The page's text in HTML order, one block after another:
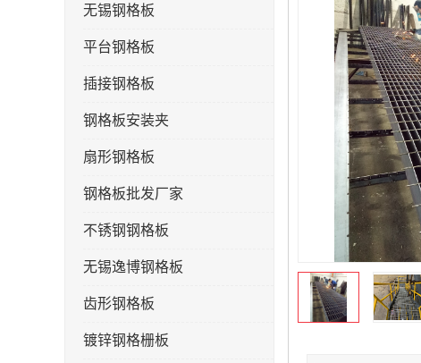
无锡钢格板
平台钢格板
插接钢格板
钢格板安装夹
扇形钢格板
钢格板批发厂家
不锈钢钢格板
无锡逸博钢格板
齿形钢格板
镀锌钢格栅板